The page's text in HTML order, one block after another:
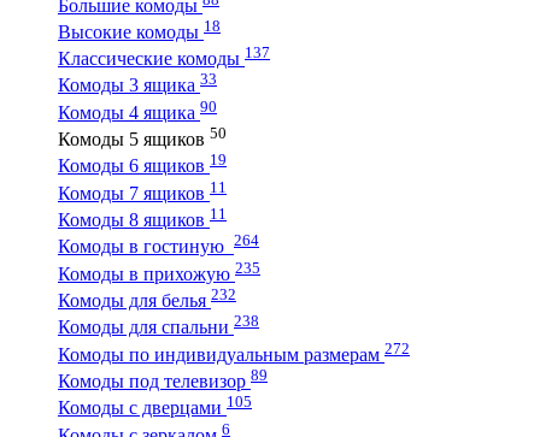
Большие комоды
Высокие комоды 18
Классические комоды 137
Комоды 3 ящика 33
Комоды 4 ящика 90
Комоды 5 ящиков 50
Комоды 6 ящиков 19
Комоды 7 ящиков 11
Комоды 8 ящиков 11
Комоды в гостиную 264
Комоды в прихожую 235
Комоды для белья 232
Комоды для спальни 238
Комоды по индивидуальным размерам 272
Комоды под телевизор 89
Комоды с дверцами 105
6